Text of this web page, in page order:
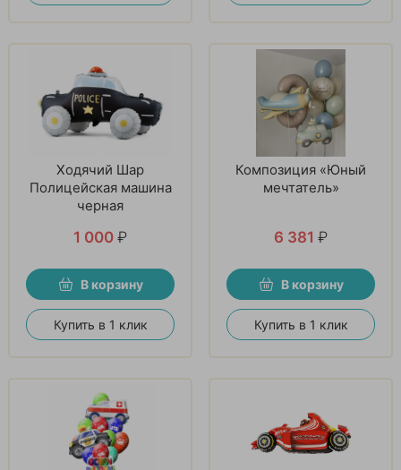
Ходячий Шар
Полицейская машина
черная
1 000 ₽
В корзину
Купить в 1 клик
Композиция «Юный
мечтатель»
6 381 ₽
В корзину
Купить в 1 клик